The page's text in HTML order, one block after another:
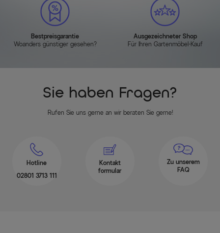
Bestpreisgarantie
Woanders günstiger gesehen?
Ausgezeichneter Shop
Für Ihren Gartenmöbel-Kauf
Sie haben Fragen?
Rufen Sie uns gerne an wir beraten Sie gerne!
Hotline
02801 3713 111
Kontakt
formular
Zu unserem
FAQ